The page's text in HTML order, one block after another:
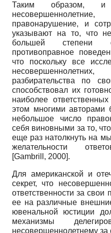
Таким образом,
правонарушение, и
указывают на то, что
большей степени
противоправное
что поскольку все
разбирательства по
способствовал их
наиболее
этом многими авторами
небольшое число
себя виновными за то,
еще раз натолкнуть на
желательности
[Gambrill, 2000].
Для американской и
секрет, что
ответственности за свои
ее на различные
ювенальной юстиции
механизмы
несовершеннолетнему